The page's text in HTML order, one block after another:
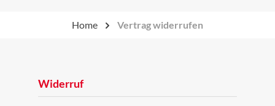
Home Vertrag widerrufen
Widerruf